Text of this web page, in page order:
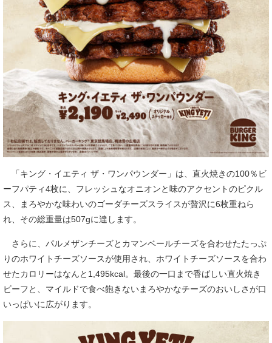
「キング・イエティ ザ・ワンパウンダー」は、直火焼きの100％ビ
ーフパティ4枚に、フレッシュなオニオンと味のアクセントのピクル
ス、まろやかな味わいのゴーダチーズスライスが贅沢に6枚重ねら
れ、その総重量は507gに達します。
さらに、パルメザンチーズとカマンベールチーズを合わせたたっぷ
りのホワイトチーズソースが使用され、ホワイトチーズソースを合わ
せたカロリーはなんと1,495kcal。最後の一口まで香ばしい直火焼き
ビーフと、マイルドで食べ飽きないまろやかなチーズのおいしさが口
いっぱいに広がります。